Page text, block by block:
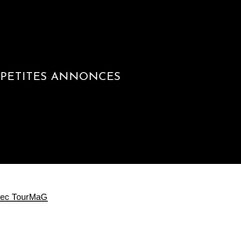
PETITES ANNONCES